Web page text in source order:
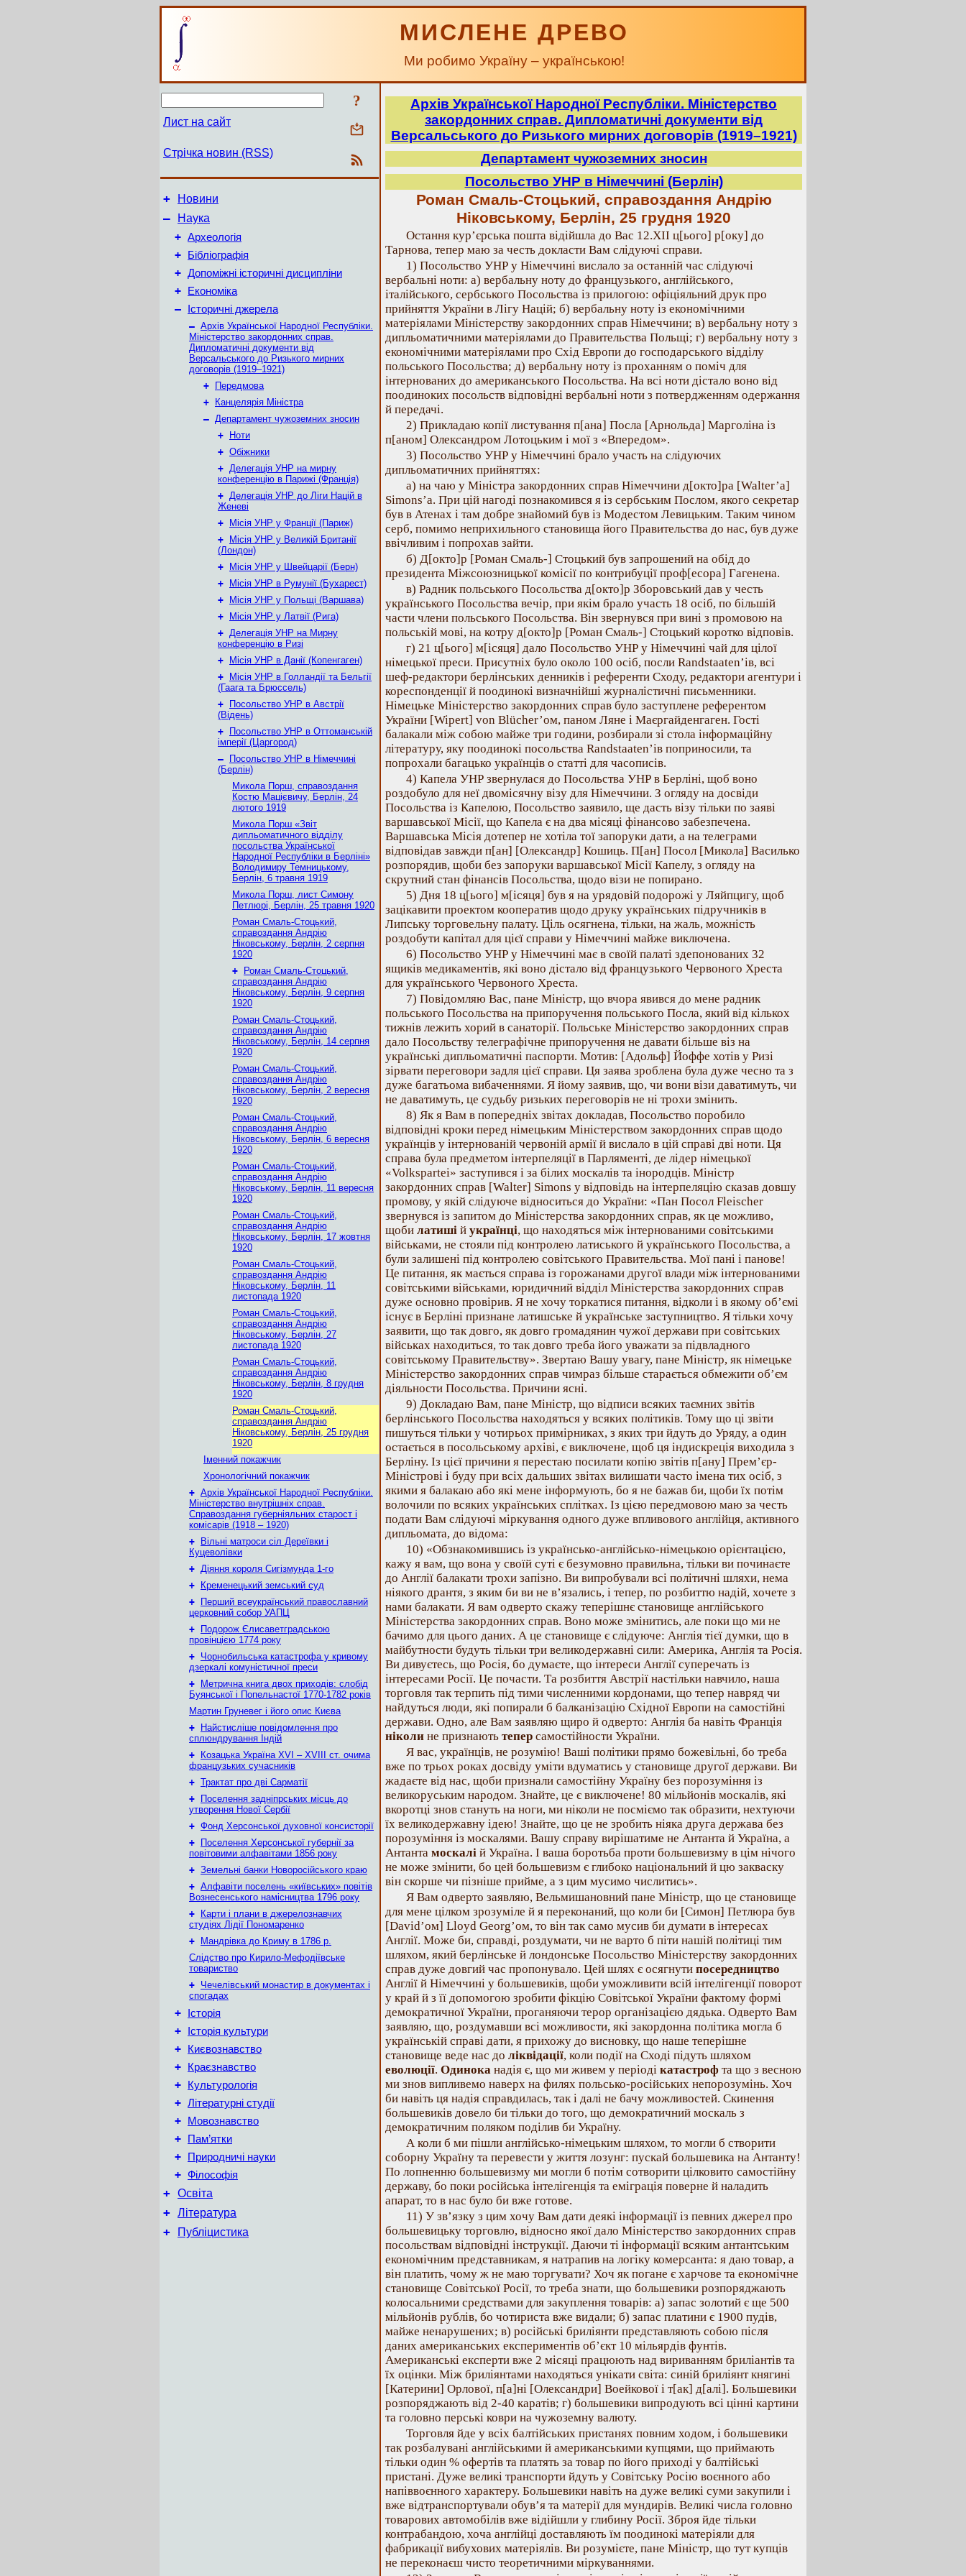
МИСЛЕНЕ ДРЕВО
Ми робимо Україну – українською!
?
Лист на сайт
Стрічка новин (RSS)
+ Новини
–
Наука
+ Археологія
+ Бібліографія
+ Допоміжні історичні дисципліни
+ Економіка
– Історичні джерела
– Архів Української Народної Республіки.
Міністерство закордонних справ.
Дипломатичні документи від
Версальського до Ризького мирних
договорів (1919–1921)
+
Передмова
+
Канцелярія Міністра
– Департамент чужоземних зносин
+
Ноти
+ Обіжники
+ Делегація УНР на мирну
конференцію в Парижі (Франція)
+ Делегація УНР до Ліги Націй в
Женеві
+
Місія УНР у Франції (Париж)
+
Місія УНР у Великій Британії
(Лондон)
+
Місія УНР у Швейцарії (Берн)
+
Місія УНР в Румунії (Бухарест)
+
Місія УНР у Польщі (Варшава)
+
Місія УНР у Латвії (Рига)
+ Делегація УНР на Мирну
конференцію в Ризі
+
Місія УНР в Данії (Копенгаген)
+
Місія УНР в Голландії та Бельгії
(Гаага та Брюссель)
+
Посольство УНР в Австрії
(Відень)
+
Посольство УНР в Оттоманській
імперії (Царгород)
–
Посольство УНР в Німеччині
(Берлін)
Микола Порш, справоздання
Костю Мацієвичу, Берлін, 24
лютого 1919
Микола Порш «Звіт
дипльоматичного відділу
посольства Української
Народної Республіки в Берліні»
Володимиру Темницькому,
Берлін, 6 травня 1919
Микола Порш, лист Симону
Петлюрі, Берлін, 25 травня 1920
Роман Смаль-Стоцький,
справоздання Андрію
Ніковському, Берлін, 2 серпня
1920
+
Роман Смаль-Стоцький,
справоздання Андрію
Ніковському, Берлін, 9 серпня
1920
Роман Смаль-Стоцький,
справоздання Андрію
Ніковському, Берлін, 14 серпня
1920
Роман Смаль-Стоцький,
справоздання Андрію
Ніковському, Берлін, 2 вересня
1920
Роман Смаль-Стоцький,
справоздання Андрію
Ніковському, Берлін, 6 вересня
1920
Роман Смаль-Стоцький,
справоздання Андрію
Ніковському, Берлін, 11 вересня
1920
Роман Смаль-Стоцький,
справоздання Андрію
Ніковському, Берлін, 17 жовтня
1920
Роман Смаль-Стоцький,
справоздання Андрію
Ніковському, Берлін, 11
листопада 1920
Роман Смаль-Стоцький,
справоздання Андрію
Ніковському, Берлін, 27
листопада 1920
Роман Смаль-Стоцький,
справоздання Андрію
Ніковському, Берлін, 8 грудня
1920
Роман Смаль-Стоцький,
справоздання Андрію
Ніковському, Берлін, 25 грудня
1920
Іменний покажчик
Хронологічний покажчик
+ Архів Української Народної Республіки.
Міністерство внутрішніх справ.
Справоздання губерніяльних старост і
комісарів (1918 – 1920)
+
Вільні матроси сіл Дереївки і
Куцеволівки
+ Діяння короля Сигізмунда 1-го
+
Кременецький земський суд
+
Перший всеукраїнський православний
церковний собор УАПЦ
+
Подорож Єлисаветградською
провінцією 1774 року
+ Чорнобильська катастрофа у кривому
дзеркалі комуністичної преси
+
Метрична книга двох приходів: слобід
Буянської і Попельнастої 1770-1782 років
Мартин Груневег і його опис Києва
+
Найстисліше повідомлення про
сплюндрування Індій
+
Козацька Україна ХVІ – ХVІІІ ст. очима
французьких сучасників
+ Трактат про дві Сарматії
+
Поселення задніпрських місць до
утворення Нової Сербії
+ Фонд Херсонської духовної консисторії
+
Поселення Херсонської губернії за
повітовими алфавітами 1856 року
+ Земельні банки Новоросійського краю
+ Алфавіти поселень «київських» повітів
Вознесенського намісництва 1796 року
+
Карти і плани в джерелознавчих
студіях Лідії Пономаренко
+
Мандрівка до Криму в 1786 р.
Слідство про Кирило-Мефодіївське
товариство
+ Чечелівський монастир в документах і
спогадах
+ Історія
+ Історія культури
+ Києвознавство
+ Краєзнавство
+ Культурологія
+ Літературні студії
+ Мовознавство
+ Пам’ятки
+ Природничі науки
+ Філософія
+ Освіта
+ Література
+ Публіцистика
Архів Української Народної Республіки. Міністерство
закордонних справ. Дипломатичні документи від
Версальського до Ризького мирних договорів (1919–1921)
Департамент чужоземних зносин
Посольство УНР в Німеччині (Берлін)
Роман Смаль-Стоцький, справоздання Андрію
Ніковському, Берлін, 25 грудня 1920
Остання кур’єрська пошта відійшла до Вас 12.ХІІ ц[ього] р[оку] до
Тарнова, тепер маю за честь докласти Вам слідуючі справи.
1) Посольство УНР у Німеччині вислало за останній час слідуючі
вербальні ноти: а) вербальну ноту до французького, англійського,
італійського, сербського Посольства із прилогою: офіціяльний друк про
прийняття України в Лігу Націй; б) вербальну ноту із економічними
матеріялами Міністерству закордонних справ Німеччини; в) вербальну ноту з
дипльоматичними матеріялами до Правительства Польщі; г) вербальну ноту з
економічними матеріялами про Схід Европи до господарського відділу
польського Посольства; д) вербальну ноту із проханням о поміч для
інтернованих до американського Посольства. На всі ноти дістало воно від
поодиноких посольств відповідні вербальні ноти з потвердженням одержання
й передачі.
2) Прикладаю копії листування п[ана] Посла [Арнольда] Марголіна із
п[аном] Олександром Лотоцьким і мої з «Впередом».
3) Посольство УНР у Німеччині брало участь на слідуючих
дипльоматичних прийняттях:
а) на чаю у Міністра закордонних справ Німеччини д[окто]ра [Walter’а]
Simons’а. При цій нагоді познакомився я із сербським Послом, якого секретар
був в Атенах і там добре знайомий був із Модестом Левицьким. Таким чином
серб, помимо неприхильного становища його Правительства до нас, був дуже
ввічливим і попрохав зайти.
б) Д[окто]р [Роман Смаль-] Стоцький був запрошений на обід до
президента Міжсоюзницької комісії по контрибуції проф[есора] Гагенена.
в) Радник польського Посольства д[окто]р Зборовський дав у честь
українського Посольства вечір, при якім брало участь 18 осіб, по більшій
части члени польського Посольства. Він звернувся при вині з промовою на
польській мові, на котру д[окто]р [Роман Смаль-] Стоцький коротко відповів.
г) 21 ц[ього] м[ісяця] дало Посольство УНР у Німеччині чай для цілої
німецької преси. Присутніх було около 100 осіб, посли Randstaaten’ів, всі
шеф-редактори берлінських денників і референти Сходу, редактори агентури і
кореспонденції й поодинокі визначнійші журналістичні письменники.
Німецьке Міністерство закордонних справ було заступлене референтом
України [Wipert] von Blücher’ом, паном Ляне і Маєргайденгаген. Гості
балакали між собою майже три години, розбирали зі стола інформаційну
літературу, яку поодинокі посольства Randstaaten’ів поприносили, та
попрохали багацько українців о статті для часописів.
4) Капела УНР звернулася до Посольства УНР в Берліні, щоб воно
роздобуло для неї двомісячну візу для Німеччини. З огляду на досвіди
Посольства із Капелою, Посольство заявило, ще дасть візу тільки по заяві
варшавської Місії, що Капела є на два місяці фінансово забезпечена.
Варшавська Місія дотепер не хотіла тої запоруки дати, а на телеграми
відповідав завжди п[ан] [Олександр] Кошиць. П[ан] Посол [Микола] Василько
розпорядив, щоби без запоруки варшавської Місії Капелу, з огляду на
скрутний стан фінансів Посольства, щодо візи не попирано.
5) Дня 18 ц[ього] м[ісяця] був я на урядовій подорожі у Ляйпцигу, щоб
зацікавити проектом кооператив щодо друку українських підручників в
Липську торговельну палату. Ціль осягнена, тільки, на жаль, можність
роздобути капітал для цієї справи у Німеччині майже виключена.
6) Посольство УНР у Німеччині має в своїй палаті здепонованих 32
ящиків медикаментів, які воно дістало від французького Червоного Хреста
для українського Червоного Хреста.
7) Повідомляю Вас, пане Міністр, що вчора явився до мене радник
польського Посольства на припоручення польського Посла, який від кількох
тижнів лежить хорий в санаторії. Польське Міністерство закордонних справ
дало Посольству телеграфічне припоручення не давати більше віз на
українські дипльоматичні паспорти. Мотив: [Адольф] Йоффе хотів у Ризі
зірвати переговори задля цієї справи. Ця заява зроблена була дуже чесно та з
дуже багатьома вибаченнями. Я йому заявив, що, чи вони візи даватимуть, чи
не даватимуть, це судьбу ризьких переговорів не ні трохи змінить.
8) Як я Вам в попередніх звітах докладав, Посольство поробило
відповідні кроки перед німецьким Міністерством закордонних справ щодо
українців у інтернованій червоній армії й вислало в цій справі дві ноти. Ця
справа була предметом інтерпеляції в Парляменті, де лідер німецької
«Volkspartei» заступився і за білих москалів та інородців. Міністр
закордонних справ [Walter] Simons у відповідь на інтерпеляцію сказав довшу
промову, у якій слідуюче відноситься до України: «Пан Посол Fleischer
звернувся із запитом до Міністерства закордонних справ, як це можливо,
щоби латиші й українці, що находяться між інтернованими совітськими
військами, не стояли під контролею латиського й українського Посольства, а
були залишені під контролею совітського Правительства. Мої пані і панове!
Це питання, як мається справа із горожанами другої влади між інтернованими
совітськими військами, юридичний відділ Міністерства закордонних справ
дуже основно провірив. Я не хочу торкатися питання, відколи і в якому об’ємі
існує в Берліні признане латишське й українське заступництво. Я тільки хочу
заявити, що так довго, як довго громадянин чужої держави при совітських
військах находиться, то так довго треба його уважати за підвладного
совітському Правительству». Звертаю Вашу увагу, пане Міністр, як німецьке
Міністерство закордонних справ чимраз більше старається обмежити об’єм
діяльности Посольства. Причини ясні.
9) Докладаю Вам, пане Міністр, що відписи всяких таємних звітів
берлінського Посольства находяться у всяких політиків. Тому що ці звіти
пишуться тільки у чотирьох примірниках, з яких три йдуть до Уряду, а один
остається в посольському архіві, є виключене, щоб ця індискреція виходила з
Берліну. Із цієї причини я перестаю посилати копію звітів п[ану] Прем’єр-
Міністрові і буду при всіх дальших звітах вилишати часто імена тих осіб, з
якими я балакаю або які мене інформують, бо я не бажав би, щоби їх потім
волочили по всяких українських сплітках. Із цією передмовою маю за честь
подати Вам слідуючі міркування одного дуже впливового англійця, активного
дипльомата, до відома:
10) «Обзнакомившись із українсько-англійсько-німецькою орієнтацією,
кажу я вам, що вона у своїй суті є безумовно правильна, тільки ви починаєте
до Англії балакати трохи запізно. Ви випробували всі політичні шляхи, нема
ніякого дрантя, з яким би ви не в’язались, і тепер, по розбиттю надій, хочете з
нами балакати. Я вам одверто скажу теперішнє становище англійського
Міністерства закордонних справ. Воно може змінитись, але поки що ми не
бачимо для цього даних. А це становище є слідуюче: Англія тієї думки, що в
майбутности будуть тільки три великодержавні сили: Америка, Англія та Росія.
Ви дивуєтесь, що Росія, бо думаєте, що інтереси Англії суперечать із
інтересами Росії. Це почасти. Та розбиття Австрії настільки навчило, наша
торговля так терпить під тими численними кордонами, що тепер навряд чи
найдуться люди, які попирали б балканізацію Східної Европи на самостійні
держави. Одно, але Вам заявляю щиро й одверто: Англія ба навіть Франція
ніколи не признають тепер самостійности України.
Я вас, українців, не розумію! Ваші політики прямо божевільні, бо треба
вже по трьох роках досвіду уміти вдуматись у становище другої держави. Ви
жадаєте від нас, щоби признали самостійну Україну без порозуміння із
великоруським народом. Знайте, це є виключене! 80 мільйонів москалів, які
вкоротці знов стануть на ноги, ми ніколи не посміємо так образити, нехтуючи
їх великодержавну ідею! Знайте, що це не зробить ніяка друга держава без
порозуміння із москалями. Вашу справу вирішатиме не Антанта й Україна, а
Антанта москалі й Україна. І ваша боротьба проти большевизму в цім нічого
не може змінити, бо цей большевизм є глибоко національний й цю закваску
він скорше чи пізніше прийме, а з цим мусимо числитись».
Я Вам одверто заявляю, Вельмишановний пане Міністр, що це становище
для мене цілком зрозуміле й я переконаний, що коли би [Симон] Петлюра був
[David’ом] Lloyd Georg’ом, то він так само мусив би думати в інтересах
Англії. Може би, справді, роздумати, чи не варто б піти нашій політиці тим
шляхом, який берлінське й лондонське Посольство Міністерству закордонних
справ дуже довгий час пропонувало. Цей шлях є осягнути посередництво
Англії й Німеччині у большевиків, щоби уможливити всій інтелігенції поворот
у край й з її допомогою зробити фікцію Совітської України фактому формі
демократичної України, проганяючи терор організацією дядька. Одверто Вам
заявляю, що, роздумавши всі можливости, які закордонна політика могла б
українській справі дати, я прихожу до висновку, що наше теперішне
становище веде нас до ліквідації, коли події на Сході підуть шляхом
еволюції. Одинока надія є, що ми живем у періоді катастроф та що з весною
ми знов випливемо наверх на филях польсько-російських непорозумінь. Хоч
би навіть ця надія справдилась, так і далі не бачу можливостей. Скинення
большевиків довело би тільки до того, що демократичний москаль з
демократичним поляком поділив би Україну.
А коли б ми пішли англійсько-німецьким шляхом, то могли б створити
соборну Україну та перевести у життя лозунг: пускай большевика на Антанту!
По лопненню большевизму ми могли б потім сотворити цілковито самостійну
державу, бо поки російська інтелігенція та еміграція поверне й наладить
апарат, то в нас було би вже готове.
11) У зв’язку з цим хочу Вам дати деякі інформації із певних джерел про
большевицьку торговлю, відносно якої дало Міністерство закордонних справ
посольствам відповідні інструкції. Даючи ті інформації всяким антантським
економічним представникам, я натрапив на логіку комерсанта: я даю товар, а
він платить, чому ж не маю торгувати? Хоч як погане є харчове та економічне
становище Совітської Росії, то треба знати, що большевики розпоряджають
колосальними средствами для закуплення товарів: а) запас золотий є ще 500
мільйонів рублів, бо чотириста вже видали; б) запас платини є 1900 пудів,
майже ненарушених; в) російські бриліянти представляють собою після
даних американських експериментів об’єкт 10 мільярдів фунтів.
Американські експерти вже 2 місяці працюють над вириванням бриліантів та
їх оцінки. Між бриліянтами находяться унікати світа: синій бриліянт княгині
[Катерини] Орлової, п[а]ні [Олександри] Воейкової і т[ак] д[алі]. Большевики
розпоряджають від 2-40 каратів; г) большевики випродують всі цінні картини
та головно перські коври на чужоземну валюту.
Торговля йде у всіх балтійських пристанях повним ходом, і большевики
так розбалувані англійськими й американськими купцями, що приймають
тільки один % офертів та платять за товар по його приході у балтійські
пристані. Дуже великі транспорти йдуть у Совітську Росію воєнного або
напіввоєнного характеру. Большевики навіть на дуже великі суми закупили і
вже відтранспортували обув’я та матерії для мундирів. Великі числа головно
товарових автомобілів вже відійшли у глибину Росії. Зброя йде тільки
контрабандою, хоча англійці доставляють їм поодинокі матеріяли для
фабрикації вибухових матеріялів. Ви розумієте, пане Міністр, що тут купців
не переконаєш чисто теоретичними міркуваннями.